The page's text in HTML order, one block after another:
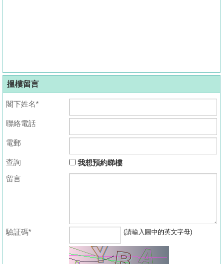
搵樓留言
閣下姓名*
聯絡電話
電郵
查詢
我想預約睇樓
留言
驗証碼* (請輸入圖中的英文字母)